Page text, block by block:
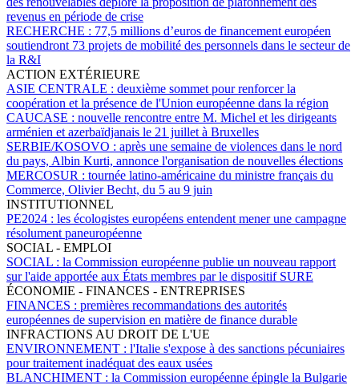
revenus en période de crise
RECHERCHE : 77,5 millions d’euros de financement européen
soutiendront 73 projets de mobilité des personnels dans le secteur de
la R&I
ACTION EXTÉRIEURE
ASIE CENTRALE : deuxième sommet pour renforcer la
coopération et la présence de l'Union européenne dans la région
CAUCASE : nouvelle rencontre entre M. Michel et les dirigeants
arménien et azerbaïdjanais le 21 juillet à Bruxelles
SERBIE/KOSOVO : après une semaine de violences dans le nord
du pays, Albin Kurti, annonce l'organisation de nouvelles élections
MERCOSUR : tournée latino-américaine du ministre français du
Commerce, Olivier Becht, du 5 au 9 juin
INSTITUTIONNEL
PE2024 : les écologistes européens entendent mener une campagne
résolument paneuropéenne
SOCIAL - EMPLOI
SOCIAL : la Commission européenne publie un nouveau rapport
sur l'aide apportée aux États membres par le dispositif SURE
ÉCONOMIE - FINANCES - ENTREPRISES
FINANCES : premières recommandations des autorités
européennes de supervision en matière de finance durable
INFRACTIONS AU DROIT DE L'UE
ENVIRONNEMENT : l'Italie s'expose à des sanctions pécuniaires
pour traitement inadéquat des eaux usées
BLANCHIMENT : la Commission européenne épingle la Bulgarie